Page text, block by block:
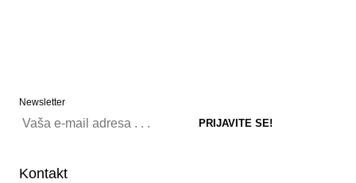
Newsletter
Kontakt